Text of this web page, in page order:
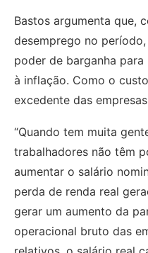
Bastos argumenta que,
desemprego no
poder de barganha
à inflação. Como o
excedente das
“Quando tem muita
trabalhadores não têm
aumentar o salário
perda de renda real
gerar um aumento da
operacional bruto das